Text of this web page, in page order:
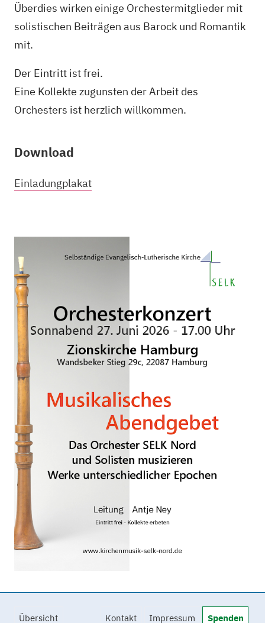
Überdies wirken einige Orchestermitglieder mit
solistischen Beiträgen aus Barock und Romantik
mit.
Der Eintritt ist frei.
Eine Kollekte zugunsten der Arbeit des
Orchesters ist herzlich willkommen.
Download
Einladungplakat
Übersicht Kontakt Impressum Spenden